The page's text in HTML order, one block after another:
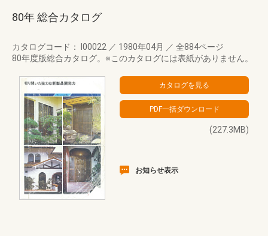
80年 総合カタログ
カタログコード： I00022 ／ 1980年04月 ／ 全884ページ
80年度版総合カタログ。※このカタログには表紙がありません。
(227.3MB)
お知らせ表示